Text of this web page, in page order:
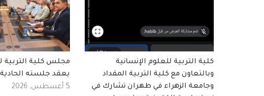
كلية التربية للعلوم الإنسانية
وبالتعاون مع كلية التربية المقداد
وجامعة الزهراء في طهران تشارك في
مجلس كلية التربية
يعقد جلسته
5 أغسطس, 2026